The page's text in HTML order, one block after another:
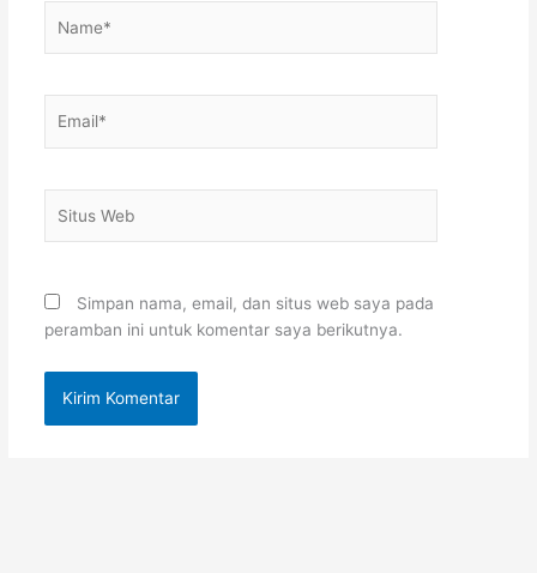
Web
Simpan nama, email, dan situs web saya pada
peramban ini untuk komentar saya berikutnya.